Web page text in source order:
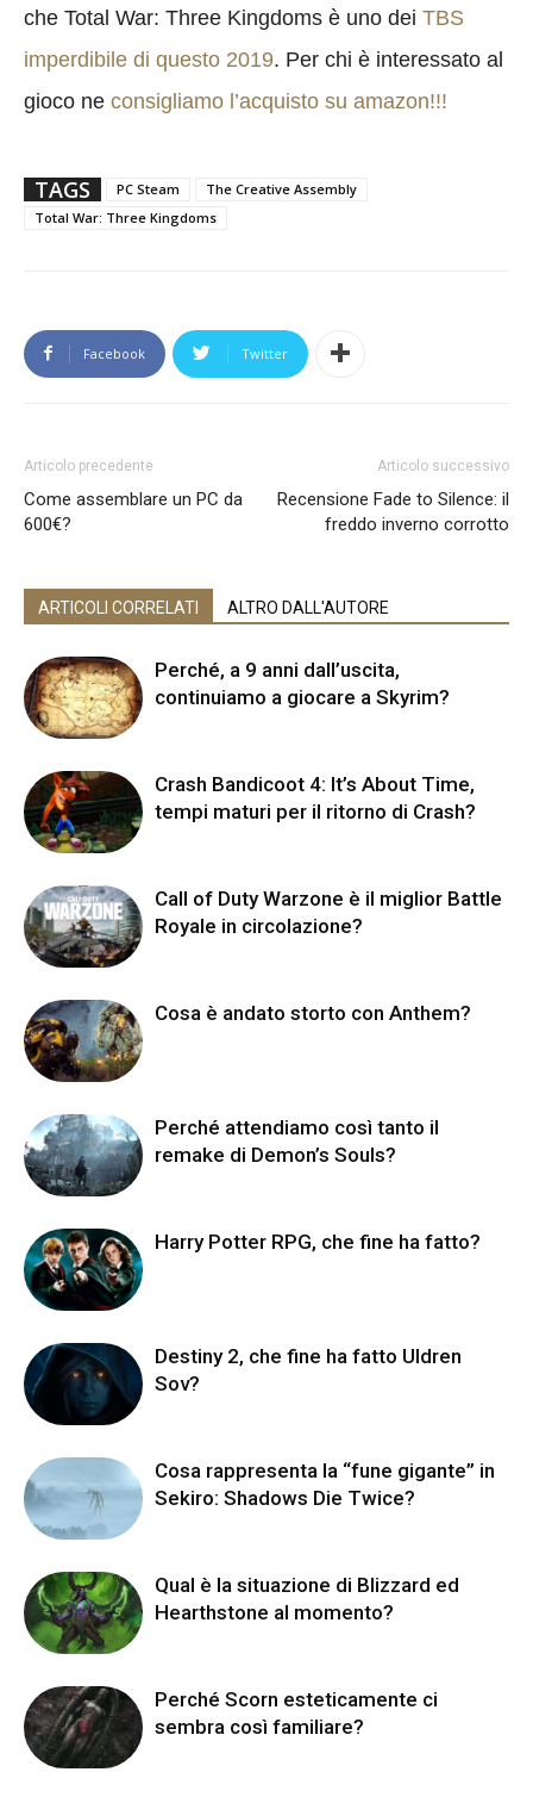
che Total War: Three Kingdoms è uno dei TBS
imperdibile di questo 2019. Per chi è interessato al
gioco ne consigliamo l’acquisto su amazon!!!
TAGS PC Steam
The Creative Assembly
Total War: Three Kingdoms
Facebook Twitter
Articolo precedente
Come assemblare un PC da
600€?
Articolo successivo
Recensione Fade to Silence: il
freddo inverno corrotto
ARTICOLI CORRELATI ALTRO DALL'AUTORE
Perché, a 9 anni dall’uscita,
continuiamo a giocare a Skyrim?
Crash Bandicoot 4: It’s About Time,
tempi maturi per il ritorno di Crash?
Call of Duty Warzone è il miglior Battle
Royale in circolazione?
Cosa è andato storto con Anthem?
Perché attendiamo così tanto il
remake di Demon’s Souls?
Harry Potter RPG, che fine ha fatto?
Destiny 2, che fine ha fatto Uldren
Sov?
Cosa rappresenta la “fune gigante” in
Sekiro: Shadows Die Twice?
Qual è la situazione di Blizzard ed
Hearthstone al momento?
Perché Scorn esteticamente ci
sembra così familiare?